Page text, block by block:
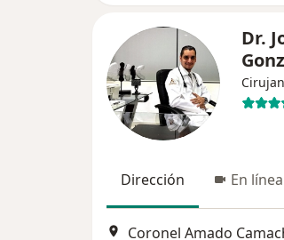
Dr.
Dirección En línea
Coronel Amado